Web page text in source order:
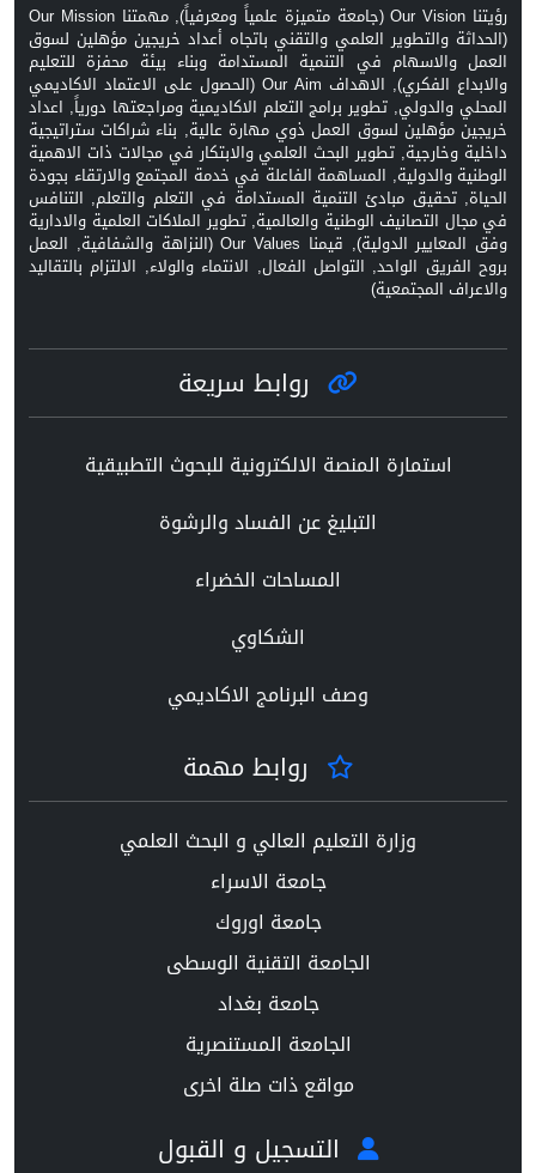
رؤيتنا Our Vision (جامعة متميزة علمياً ومعرفياً), مهمتنا Our Mission
(الحداثة والتطوير العلمي والتقني باتجاه أعداد خريجين مؤهلين لسوق
العمل والاسهام في التنمية المستدامة وبناء بيئة محفزة للتعليم
والابداع الفكري), الاهداف Our Aim (الحصول على الاعتماد الاكاديمي
المحلي والدولي, تطوير برامج التعلم الاكاديمية ومراجعتها دورياً, اعداد
خريجين مؤهلين لسوق العمل ذوي مهارة عالية, بناء شراكات ستراتيجية
داخلية وخارجية, تطوير البحث العلمي والابتكار في مجالات ذات الاهمية
الوطنية والدولية, المساهمة الفاعلة في خدمة المجتمع والارتقاء بجودة
الحياة, تحقيق مبادئ التنمية المستدامة في التعلم والتعلم, التنافس
في مجال التصانيف الوطنية والعالمية, تطوير الملاكات العلمية والادارية
وفق المعايير الدولية), قيمنا Our Values (النزاهة والشفافية, العمل
بروح الفريق الواحد, التواصل الفعال, الانتماء والولاء, الالتزام بالتقاليد
والاعراف المجتمعية)
روابط سريعة
استمارة المنصة الالكترونية للبحوث التطبيقية
التبليغ عن الفساد والرشوة
المساحات الخضراء
الشكاوي
وصف البرنامج الاكاديمي
روابط مهمة
وزارة التعليم العالي و البحث العلمي
جامعة الاسراء
جامعة اوروك
الجامعة التقنية الوسطى
جامعة بغداد
الجامعة المستنصرية
مواقع ذات صلة اخرى
التسجيل و القبول